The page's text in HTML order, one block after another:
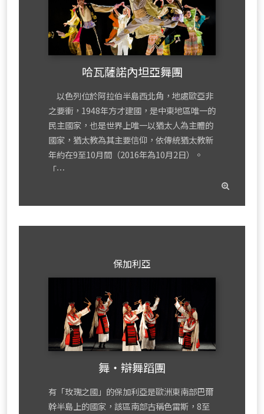
哈瓦薩諾內坦亞舞團
以色列位於阿拉伯半島西北角，地處歐亞非
之要衝，1948年方才建國，是中東地區唯一的
民主國家，也是世界上唯一以猶太人為主體的
國家，猶太教為其主要信仰，依傳統猶太教新
年約在9至10月間（2016年為10月2日）。
「⋯
保加利亞
舞‧辯舞蹈團
有「玫瑰之國」的保加利亞是歐洲東南部巴爾
幹半島上的國家，該區南部古稱色雷斯，8至